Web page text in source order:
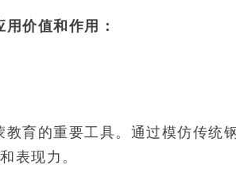
价值和作用：
育的重要工具。通过模仿传统
表现力。